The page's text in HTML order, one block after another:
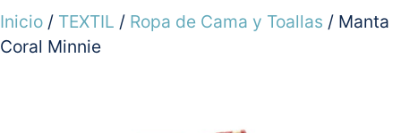
Inicio / TEXTIL / Ropa de Cama y Toallas / Manta
Coral Minnie